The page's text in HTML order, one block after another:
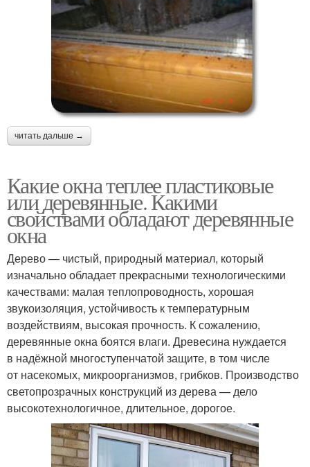
читать дальше →
Какие окна теплее пластиковые
или деревянные. Какими
свойствами обладают деревянные
окна
Дерево — чистый, природный материал, который
изначально обладает прекрасными технологическими
качествами: малая теплопроводность, хорошая
звукоизоляция, устойчивость к температурным
воздействиям, высокая прочность. К сожалению,
деревянные окна боятся влаги. Древесина нуждается
в надёжной многоступенчатой защите, в том числе
от насекомых, микроорганизмов, грибков. Производство
светопрозрачных конструкций из дерева — дело
высокотехнологичное, длительное, дорогое.